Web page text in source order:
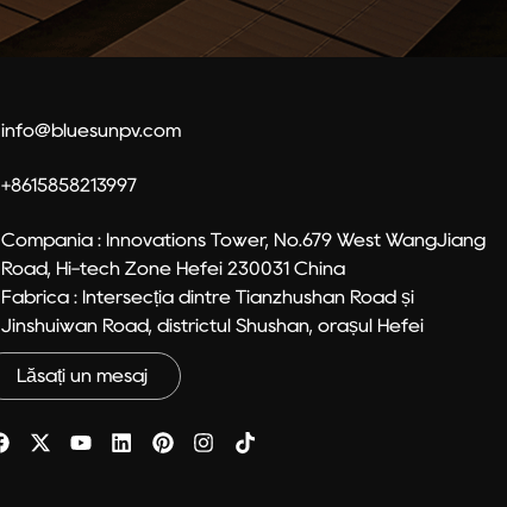
info@bluesunpv.com
+8615858213997
Compania : Innovations Tower, No.679 West WangJiang
Road, Hi-tech Zone Hefei 230031 China
Fabrica : Intersecția dintre Tianzhushan Road și
Jinshuiwan Road, districtul Shushan, orașul Hefei
Lăsați un mesaj